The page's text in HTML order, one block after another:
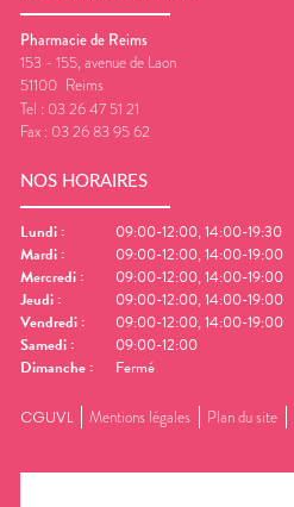
Pharmacie de Reims
153 - 155, avenue de Laon
51100 Reims
Tel : 03 26 47 51 21
Fax : 03 26 83 95 62
NOS HORAIRES
Lundi :
09:00-12:00, 14:00-19:30
Mardi :
09:00-12:00, 14:00-19:00
Mercredi :
09:00-12:00, 14:00-19:00
Jeudi :
09:00-12:00, 14:00-19:00
Vendredi :
09:00-12:00, 14:00-19:00
Samedi :
09:00-12:00
Dimanche : Fermé
CGUVL Mentions légales Plan du site